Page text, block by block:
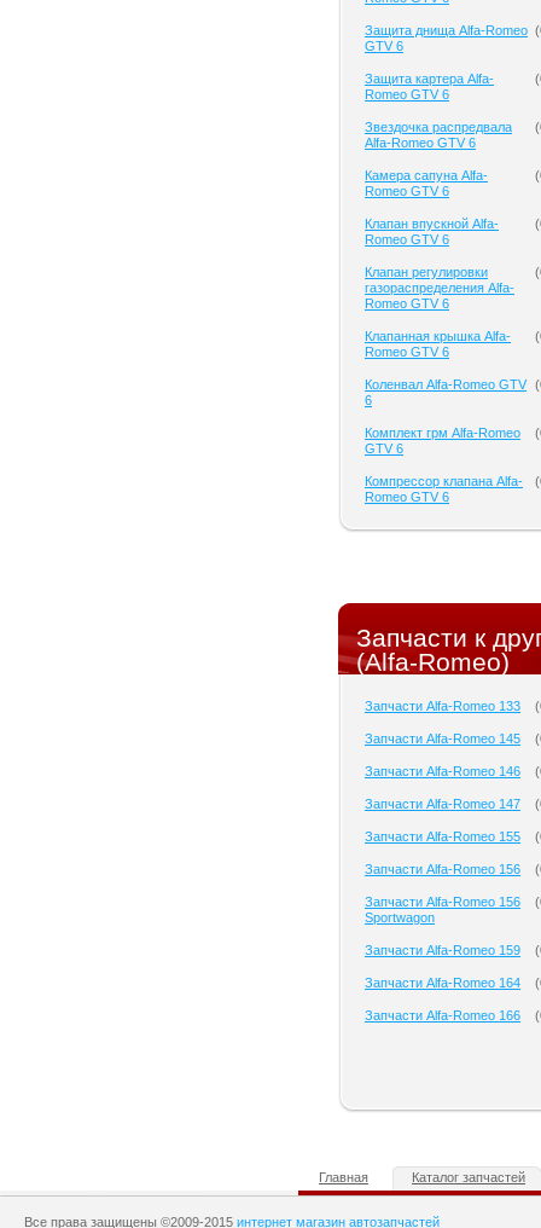
Защита днища Alfa-Romeo
GTV 6
(
Защита картера Alfa-
Romeo GTV 6
(
Звездочка распредвала
Alfa-Romeo GTV 6
(
Камера сапуна Alfa-
Romeo GTV 6
(
Клапан впускной Alfa-
Romeo GTV 6
(
Клапан регулировки
газораспределения Alfa-
Romeo GTV 6
(
Клапанная крышка Alfa-
Romeo GTV 6
(
Коленвал Alfa-Romeo GTV
6
(
Комплект грм Alfa-Romeo
GTV 6
(
Компрессор клапана Alfa-
Romeo GTV 6
(
Запчасти к
(Alfa-Romeo)
Запчасти Alfa-Romeo 133 (
Запчасти Alfa-Romeo 145 (
Запчасти Alfa-Romeo 146 (
Запчасти Alfa-Romeo 147 (
Запчасти Alfa-Romeo 155 (
Запчасти Alfa-Romeo 156 (
Запчасти Alfa-Romeo 156
Sportwagon
(
Запчасти Alfa-Romeo 159 (
Запчасти Alfa-Romeo 164 (
Запчасти Alfa-Romeo 166 (
Главная Каталог запчастей
Все права защищены ©2009-2015 интернет магазин автозапчастей